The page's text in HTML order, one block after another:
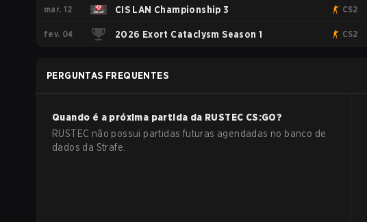
Europe - Cup #3
mar. 12 CIS LAN Championship 3 CS2
fev. 04 2026 Exort Cataclysm Season 1 CS2
PERGUNTAS FREQUENTES
Quando é a próxima partida da RUSTEC CS:GO?
RUSTEC não possui partidas futuras agendadas no banco de
dados da Strafe.